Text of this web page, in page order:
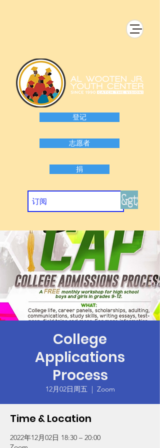
登记
志愿者
捐
&gt;
College
Applications
Process
12月02日周五
  |
Zoom
Time & Location
2022年12月02日 18:30 – 20:00